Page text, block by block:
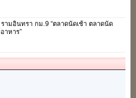
ามอินทรา กม.9 “ตลาดนัดเช้า ตลาดนัด
าหาร”